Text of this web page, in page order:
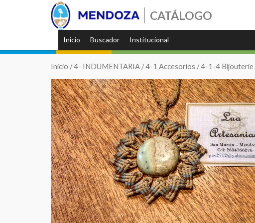
CATÁLOGO
Inicio Buscador Institucional
Inicio /4- INDUMENTARIA /4-1 Accesorios /4-1-4 Bijouterie